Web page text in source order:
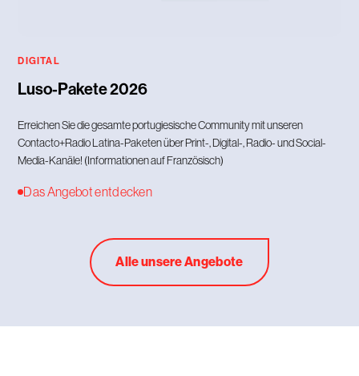
DIGITAL
Luso-Pakete 2026
Erreichen Sie die gesamte portugiesische Community mit unseren
Contacto+Radio Latina-Paketen über Print-, Digital-, Radio- und Social-
Media-Kanäle! (Informationen auf Französisch)
Das Angebot entdecken
Alle unsere Angebote